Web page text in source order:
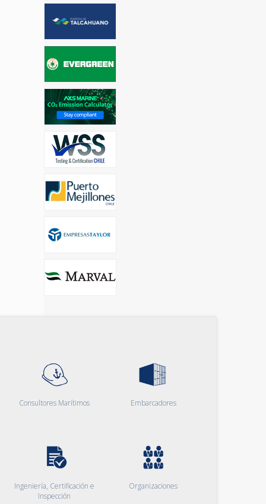
Consultores Marítimos Embarcadores
Ingeniería, Certificación e
Inspección
Organizaciones